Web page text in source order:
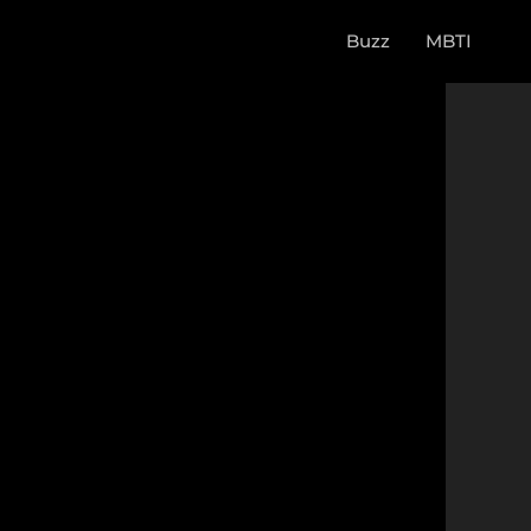
Buzz MBTI